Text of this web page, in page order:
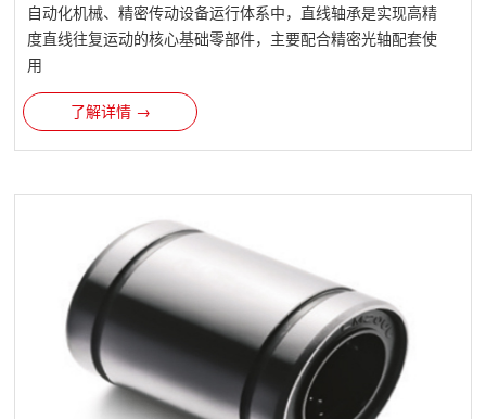
自动化机械、精密传动设备运行体系中，直线轴承是实现高精
度直线往复运动的核心基础零部件，主要配合精密光轴配套使
用
了解详情 →